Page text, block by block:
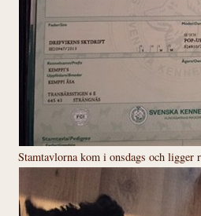
Stamtavlorna kom i onsdags och